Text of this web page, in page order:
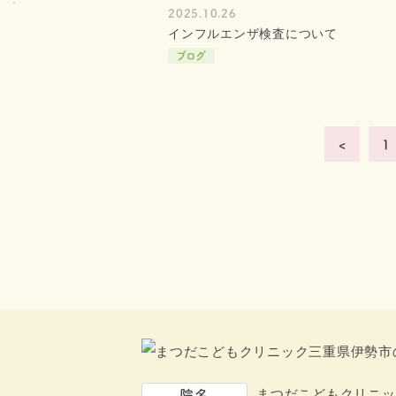
2025.10.26
インフルエンザ検査について
ブログ
< 1